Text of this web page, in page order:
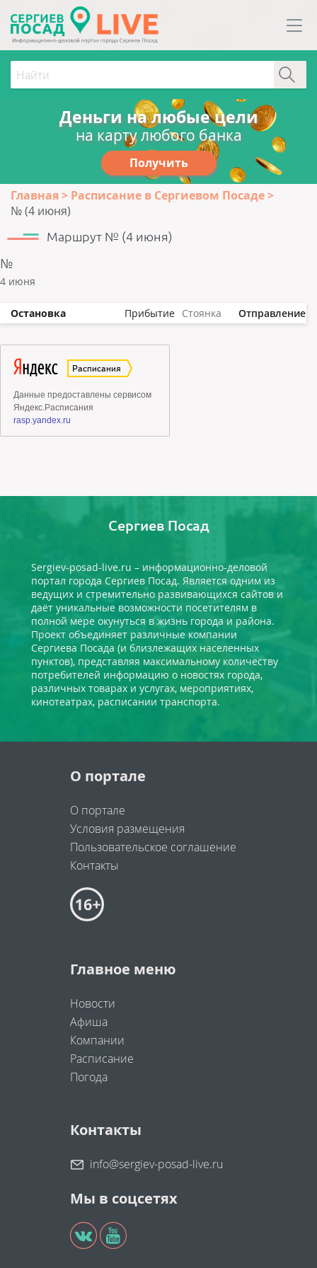
Деньги на любые цели
на карту любого банка
Получить
Главная
Расписание в Сергиевом Посаде
№ (4 июня)
Маршрут № (4 июня)
№
4 июня
Остановка Прибытие Стоянка Отправление
Сергиев Посад
Sergiev-posad-live.ru – информационно-деловой
портал города Сергиев Посад. Является одним из
ведущих и стремительно развивающихся сайтов и
даёт уникальные возможности посетителям в
полной мере окунуться в жизнь города и района.
Проект объединяет различные компании
Сергиева Посада (и близлежащих населенных
пунктов), представляя максимальному количеству
потребителей информацию о новостях города,
различных товарах и услугах, мероприятиях,
кинотеатрах, расписании транспорта.
О портале
О портале
Условия размещения
Пользовательское соглашение
Контакты
Главное меню
Новости
Афиша
Компании
Расписание
Погода
Контакты
info@sergiev-posad-live.ru
Мы в соцсетях